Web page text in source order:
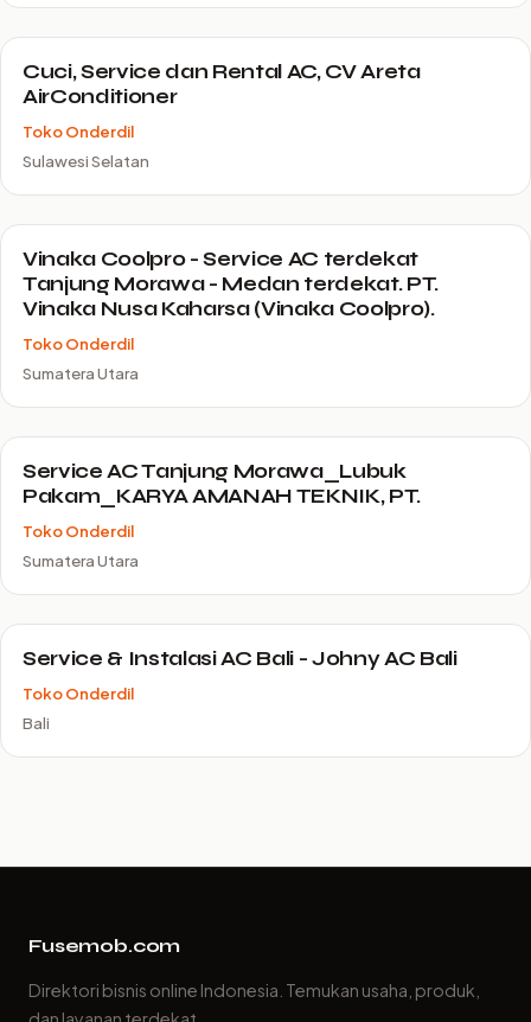
Cuci, Service dan Rental AC, CV Areta
AirConditioner
Toko Onderdil
Sulawesi Selatan
Vinaka Coolpro - Service AC terdekat
Tanjung Morawa - Medan terdekat. PT.
Vinaka Nusa Kaharsa (Vinaka Coolpro).
Toko Onderdil
Sumatera Utara
Service AC Tanjung Morawa_Lubuk
Pakam_KARYA AMANAH TEKNIK, PT.
Toko Onderdil
Sumatera Utara
Service & Instalasi AC Bali - Johny AC Bali
Toko Onderdil
Bali
Fusemob.com
Direktori bisnis online Indonesia. Temukan usaha, produk,